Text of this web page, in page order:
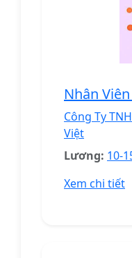
Nhân
Công Ty
Việt
Lương: 10-
Xem chi tiết